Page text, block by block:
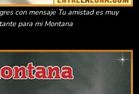
con mensaje Tu amistad es muy
para mi Montana